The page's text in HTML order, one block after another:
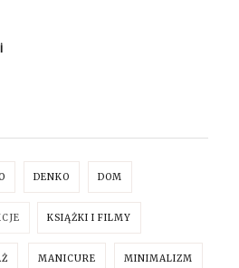
DENKO DOM
KSIĄŻKI I FILMY
MANICURE MINIMALIZM